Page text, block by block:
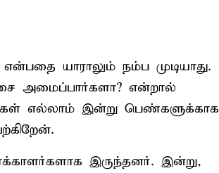
யாராலும் நம்ப முடியாது.
அமைப்பார்களா? என்றால்
எல்லாம் இன்று பெண்களுக்காக
இருந்தனர். இன்று,